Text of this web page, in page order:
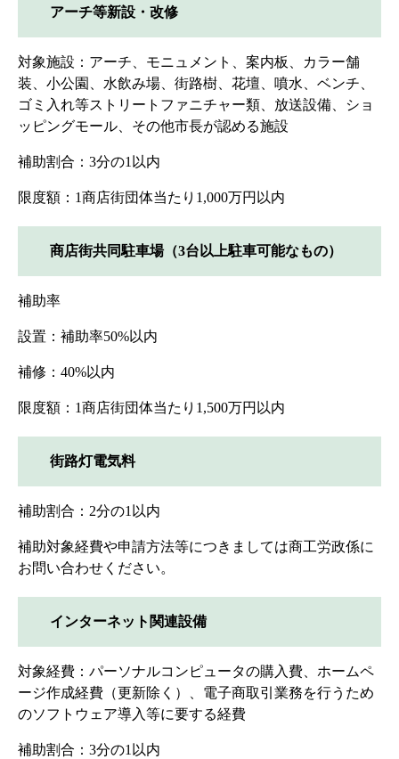
アーチ等新設・改修
対象施設：アーチ、モニュメント、案内板、カラー舗
装、小公園、水飲み場、街路樹、花壇、噴水、ベンチ、
ゴミ入れ等ストリートファニチャー類、放送設備、ショ
ッピングモール、その他市長が認める施設
補助割合：3分の1以内
限度額：1商店街団体当たり1,000万円以内
商店街共同駐車場（3台以上駐車可能なもの）
補助率
設置：補助率50%以内
補修：40%以内
限度額：1商店街団体当たり1,500万円以内
街路灯電気料
補助割合：2分の1以内
補助対象経費や申請方法等につきましては商工労政係に
お問い合わせください。
インターネット関連設備
対象経費：パーソナルコンピュータの購入費、ホームペ
ージ作成経費（更新除く）、電子商取引業務を行うため
のソフトウェア導入等に要する経費
補助割合：3分の1以内